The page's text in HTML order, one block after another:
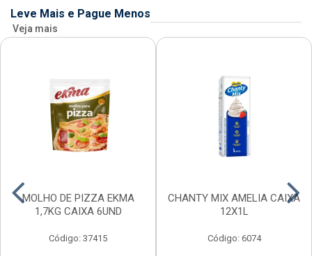
Leve Mais e Pague Menos
Veja mais
MOLHO DE PIZZA EKMA
1,7KG CAIXA 6UND
Código: 37415
CHANTY MIX AMELIA CAIXA
12X1L
Código: 6074